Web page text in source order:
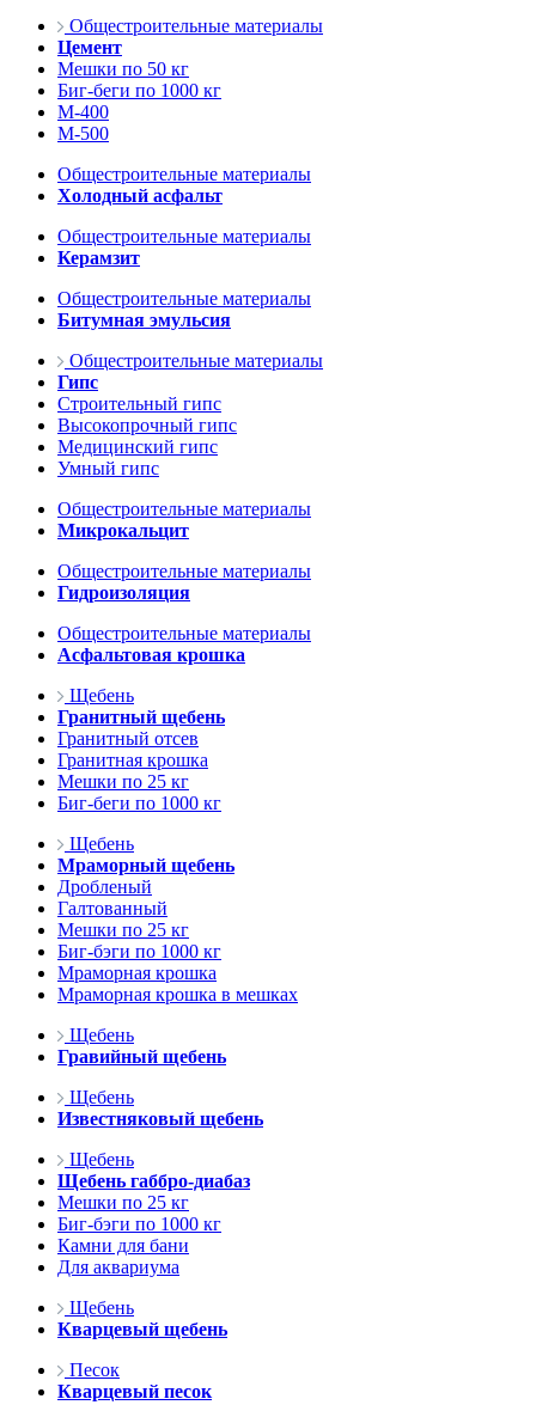
Общестроительные материалы
Цемент
Мешки по 50 кг
Биг-беги по 1000 кг
М-400
М-500
Общестроительные материалы
Холодный асфальт
Общестроительные материалы
Керамзит
Общестроительные материалы
Битумная эмульсия
Общестроительные материалы
Гипс
Строительный гипс
Высокопрочный гипс
Медицинский гипс
Умный гипс
Общестроительные материалы
Микрокальцит
Общестроительные материалы
Гидроизоляция
Общестроительные материалы
Асфальтовая крошка
Щебень
Гранитный щебень
Гранитный отсев
Гранитная крошка
Мешки по 25 кг
Биг-беги по 1000 кг
Щебень
Мраморный щебень
Дробленый
Галтованный
Мешки по 25 кг
Биг-бэги по 1000 кг
Мраморная крошка
Мраморная крошка в мешках
Щебень
Гравийный щебень
Щебень
Известняковый щебень
Щебень
Щебень габбро-диабаз
Мешки по 25 кг
Биг-бэги по 1000 кг
Камни для бани
Для аквариума
Щебень
Кварцевый щебень
Песок
Кварцевый песок